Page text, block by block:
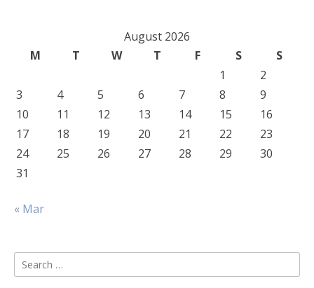
August 2026
M
T W T F S
S
1
2
3
4 5 6 7 8
9
10
11 12 13 14 15
16
17
18 19 20 21 22
23
24
25 26 27 28 29
30
31
« Mar
Search
for: